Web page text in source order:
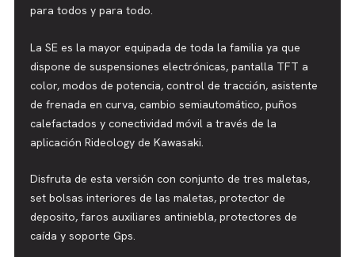
para todos y para todo.
La SE es la mayor equipada de toda la familia ya que
dispone de suspensiones electrónicas, pantalla TFT a
color, modos de potencia, control de tracción, asistente
de frenada en curva, cambio semiautomático, puños
calefactados y conectividad móvil a través de la
aplicación Rideology de Kawasaki.
Disfruta de esta versión con conjunto de tres maletas,
set bolsas interiores de las maletas, protector de
deposito, faros auxiliares antiniebla, protectores de
caída y soporte Gps.